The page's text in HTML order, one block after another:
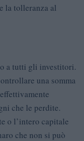
la tolleranza al
a tutti gli investitori.
una somma
che le perdite.
o l’intero capitale
che non si può